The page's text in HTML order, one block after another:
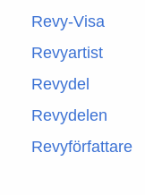
Revy-Visa
Revyartist
Revydel
Revydelen
Revyförfattare